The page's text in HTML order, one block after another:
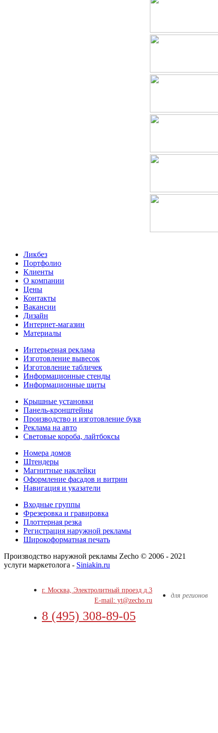
Ликбез
Портфолио
Клиенты
О компании
Цены
Контакты
Вакансии
Дизайн
Интернет-магазин
Материалы
Интерьерная реклама
Изготовление вывесок
Изготовление табличек
Информационные стенды
Информационные щиты
Крышные установки
Панель-кронштейны
Производство и изготовление букв
Реклама на авто
Световые короба, лайтбоксы
Номера домов
Штендеры
Магнитные наклейки
Оформление фасадов и витрин
Навигация и указатели
Входные группы
Фрезеровка и гравировка
Плоттерная резка
Регистрация наружной рекламы
Широкоформатная печать
Производство наружной рекламы Zecho © 2006 - 2021
услуги маркетолога - Siniakin.ru
г. Москва, Электролитный проезд д.3
E-mail: yt@zecho.ru
для регионов
8 (495) 308-89-05